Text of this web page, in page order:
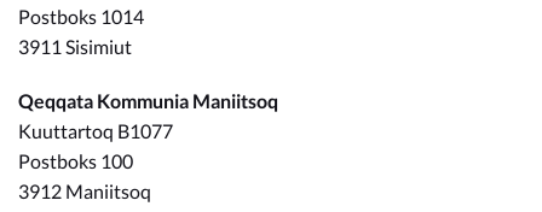
Postboks 1014
3911 Sisimiut
Qeqqata Kommunia Maniitsoq
Kuuttartoq B1077
Postboks 100
3912 Maniitsoq